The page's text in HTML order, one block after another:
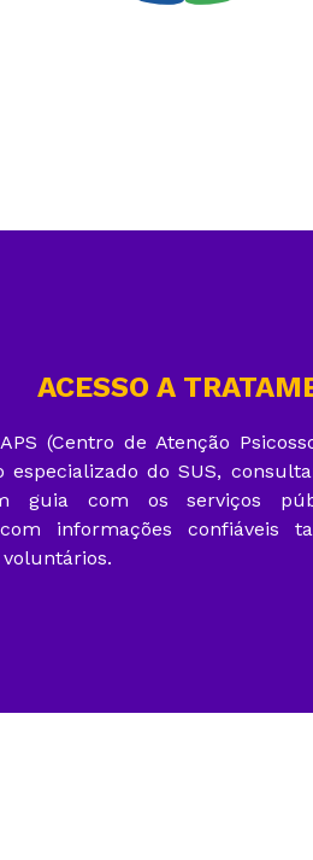
ACESSO A
(Centro de Atenção
especializado do SUS,
guia com os serviços
informações confiáveis